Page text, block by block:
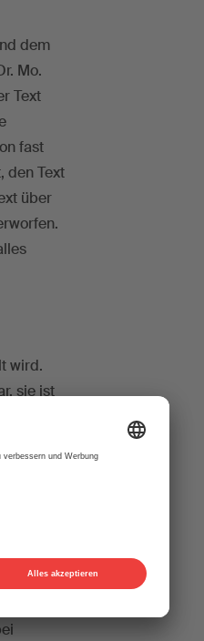
dem
Mo.
Text
fast
den Text
über
wird.
sie ist